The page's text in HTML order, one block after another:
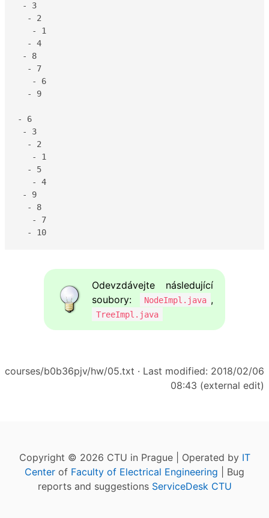
- 3
  - 2
   - 1
  - 4
- 8
  - 7
   - 6
  - 9
- 6
- 3
  - 2
   - 1
  - 5
   - 4
- 9
  - 8
   - 7
  - 10
Odevzdávejte následující
soubory:
NodeImpl.java ,
TreeImpl.java
courses/b0b36pjv/hw/05.txt · Last modified: 2018/02/06
08:43 (external edit)
Copyright © 2026 CTU in Prague | Operated by IT
Center of Faculty of Electrical Engineering | Bug
reports and suggestions ServiceDesk CTU